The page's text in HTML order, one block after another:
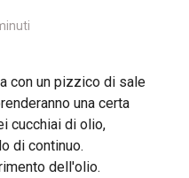
con un pizzico di sale
una certa
cucchiai di olio,
di continuo.
dell'olio.